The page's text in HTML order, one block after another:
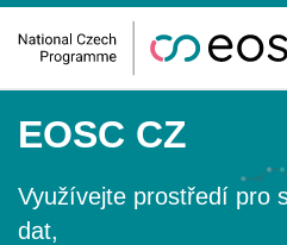
EOSC CZ
Využívejte prostředí pro
dat,